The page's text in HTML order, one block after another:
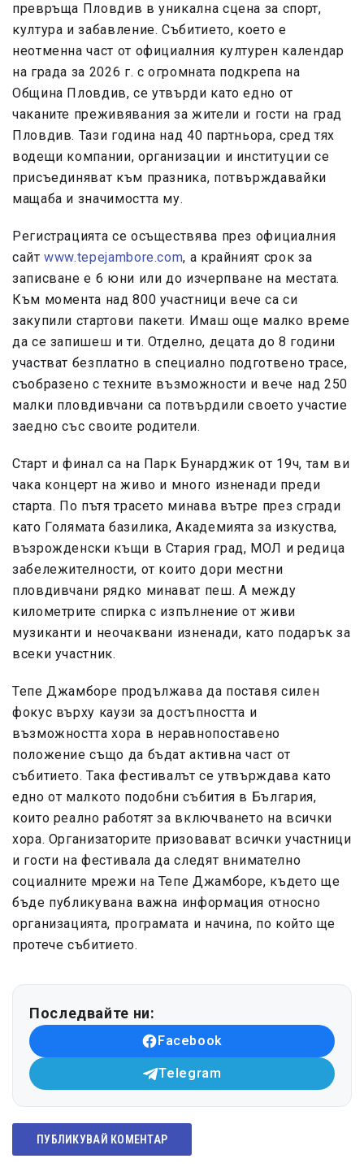
превръща Пловдив в уникална сцена за спорт,
култура и забавление. Събитието, което е
неотменна част от официалния културен календар
на града за 2026 г. с огромната подкрепа на
Община Пловдив, се утвърди като едно от
чаканите преживявания за жители и гости на град
Пловдив. Тази година над 40 партньора, сред тях
водещи компании, организации и институции се
присъединяват към празника, потвърждавайки
мащаба и значимостта му.
Регистрацията се осъществява през официалния
сайтwww.tepejambore.com, а крайният срок за
записване е 6 юни или до изчерпване на местата.
Към момента над 800 участници вече са си
закупили стартови пакети. Имаш още малко време
да се запишеш и ти. Отделно, децата до 8 години
участват безплатно в специално подготвено трасе,
съобразено с техните възможности и вече над 250
малки пловдивчани са потвърдили своето участие
заедно със своите родители.
Старт и финал са на Парк Бунарджик от 19ч, там ви
чака концерт на живо и много изненади преди
старта. По пътя трасето минава вътре през сгради
като Голямата базилика, Академията за изкуства,
възрожденски къщи в Стария град, МОЛ и редица
забележителности, от които дори местни
пловдивчани рядко минават пеш. А между
километрите спирка с изпълнение от живи
музиканти и неочаквани изненади, като подарък за
всеки участник.
Тепе Джамборе продължава да поставя силен
фокус върху каузи за достъпността и
възможността хора в неравнопоставено
положение също да бъдат активна част от
събитието. Така фестивалът се утвърждава като
едно от малкото подобни събития в България,
които реално работят за включването на всички
хора. Организаторите призовават всички участници
и гости на фестивала да следят внимателно
социалните мрежи на Тепе Джамборе, където ще
бъде публикувана важна информация относно
организацията, програмата и начина, по който ще
протече събитието.
Последвайте ни:
Facebook
Telegram
ПУБЛИКУВАЙ КОМЕНТАР